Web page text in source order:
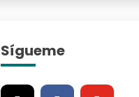
Sígueme